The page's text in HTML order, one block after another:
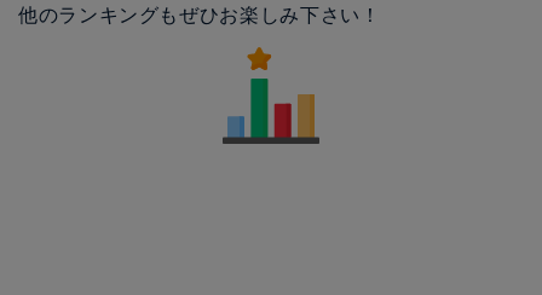
他のランキングもぜひお楽しみ下さい！